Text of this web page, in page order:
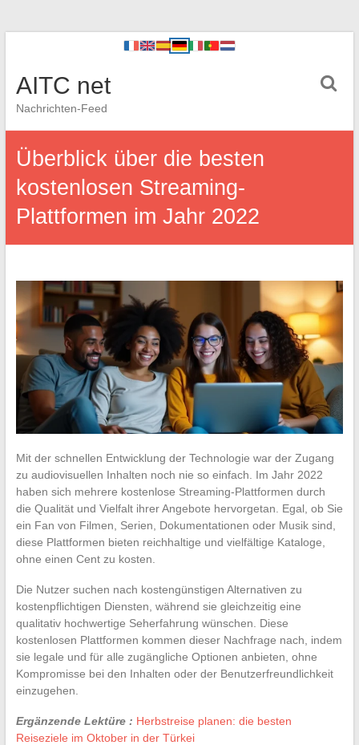
AITC net
Nachrichten-Feed
Überblick über die besten
kostenlosen Streaming-
Plattformen im Jahr 2022
Mit der schnellen Entwicklung der Technologie war der Zugang
zu audiovisuellen Inhalten noch nie so einfach. Im Jahr 2022
haben sich mehrere kostenlose Streaming-Plattformen durch
die Qualität und Vielfalt ihrer Angebote hervorgetan. Egal, ob Sie
ein Fan von Filmen, Serien, Dokumentationen oder Musik sind,
diese Plattformen bieten reichhaltige und vielfältige Kataloge,
ohne einen Cent zu kosten.
Die Nutzer suchen nach kostengünstigen Alternativen zu
kostenpflichtigen Diensten, während sie gleichzeitig eine
qualitativ hochwertige Seherfahrung wünschen. Diese
kostenlosen Plattformen kommen dieser Nachfrage nach, indem
sie legale und für alle zugängliche Optionen anbieten, ohne
Kompromisse bei den Inhalten oder der Benutzerfreundlichkeit
einzugehen.
Ergänzende Lektüre : Herbstreise planen: die besten
Reiseziele im Oktober in der Türkei